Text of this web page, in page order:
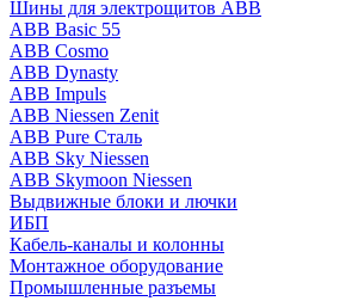
Шины для электрощитов АВВ
ABB Basic 55
ABB Cosmo
ABB Dynasty
ABB Impuls
ABB Niessen Zenit
ABB Pure Сталь
ABB Sky Niessen
ABB Skymoon Niessen
Выдвижные блоки и лючки
ИБП
Кабель-каналы и колонны
Монтажное оборудование
Промышленные разъемы